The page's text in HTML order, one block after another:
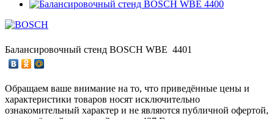
Балансировочный стенд BOSCH WBE 4401
Обращаем ваше внимание на то, что приведённые цены и
характеристики товаров носят исключительно
ознакомительный характер и не являются публичной офертой,